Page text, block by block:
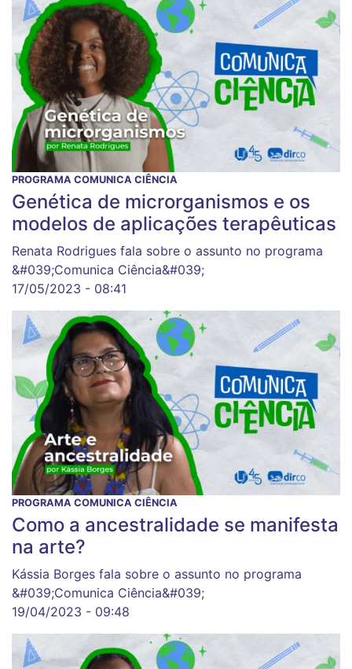
PROGRAMA COMUNICA CIÊNCIA
Genética de microrganismos e os
modelos de aplicações terapêuticas
Renata Rodrigues fala sobre o assunto no programa
&#039;Comunica Ciência&#039;
17/05/2023 - 08:41
PROGRAMA COMUNICA CIÊNCIA
Como a ancestralidade se manifesta
na arte?
Kássia Borges fala sobre o assunto no programa
&#039;Comunica Ciência&#039;
19/04/2023 - 09:48